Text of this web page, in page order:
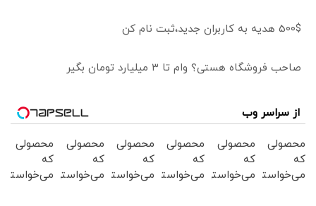
500$ هدیه به کاربران جدید،ثبت نام کن
صاحب فروشگاه هستی؟ وام تا ۳ میلیارد تومان بگیر
از سراسر وب
محصولی
که
می‌خواستی
محصولی
که
می‌خواستی
محصولی
که
می‌خواستی
محصولی
که
می‌خواستی
محصولی
که
می‌خواستی
محصولی
که
می‌خواستی